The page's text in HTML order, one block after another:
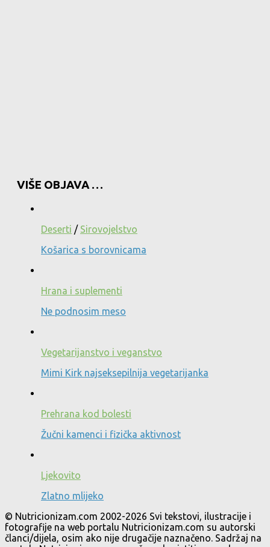
VIŠE OBJAVA …
Deserti / Sirovojelstvo
Košarica s borovnicama
Hrana i suplementi
Ne podnosim meso
Vegetarijanstvo i veganstvo
Mimi Kirk najseksepilnija vegetarijanka
Prehrana kod bolesti
Žučni kamenci i fizička aktivnost
Ljekovito
Zlatno mlijeko
© Nutricionizam.com 2002-2026 Svi tekstovi, ilustracije i
fotografije na web portalu Nutricionizam.com su autorski
članci/dijela, osim ako nije drugačije naznačeno. Sadržaj na